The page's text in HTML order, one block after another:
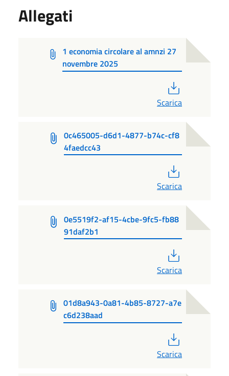
Allegati
1 economia circolare al amnzi 27
novembre 2025
Scarica
0c465005-d6d1-4877-b74c-cf8
4faedcc43
Scarica
0e5519f2-af15-4cbe-9fc5-fb88
91daf2b1
Scarica
01d8a943-0a81-4b85-8727-a7e
c6d238aad
Scarica